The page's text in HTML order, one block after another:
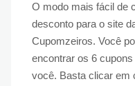
O modo mais fácil de
desconto para o site
Cupomzeiros. Você
encontrar os 6
você. Basta clicar em